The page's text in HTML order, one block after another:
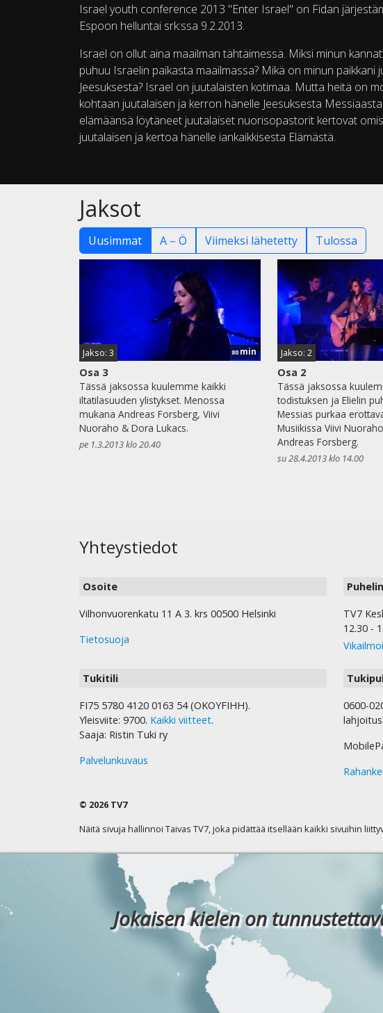
Israel youth conference 2013 "Enter Israel" on Fidan
Espoon helluntai srk:ssa 9.2.2013.
Israel on ollut aina maailman tähtäimessä. Miksi minun
puhuu Israelin paikasta maailmassa? Mikä on minun
Jeesuksesta? Israel on juutalaisten kotimaa. Mutta heitä on
kohtaan juutalaisen ja kerron hänelle Jeesuksesta
elämäänsä löytäneet juutalaiset nuorisopastorit kertovat
juutalaisen ja kertoa hänelle iankaikkisesta Elämästä.
Jaksot
Uusimmat A – Ö Viimeksi lähetetty Tulossa
Jakso: 3 80 min
Osa 3
Tässä jaksossa kuulemme kaikki
iltatilasuuden ylistykset. Menossa
mukana Andreas Forsberg, Viivi
Nuoraho & Dora Lukacs.
pe 1.3.2013 klo 20.40
Jakso: 2
Osa 2
Tässä jaksossa
todistuksen ja Elielin
Messias purkaa
Musiikissa Viivi
Andreas Forsberg.
su 28.4.2013 klo 14.00
Yhteystiedot
Osoite
Vilhonvuorenkatu 11 A 3. krs 00500 Helsinki
Tietosuoja
TV7
12.30 -
Tukitili
FI75 5780 4120 0163 54 (OKOYFIHH).
Yleisviite: 9700. Kaikki viitteet.
Saaja: Ristin Tuki ry
Palvelunkuvaus
0600-
© 2026 TV7
Näitä sivuja hallinnoi Taivas TV7, joka pidättää itsellään kaikki sivuihin
Jokaisen kielen on